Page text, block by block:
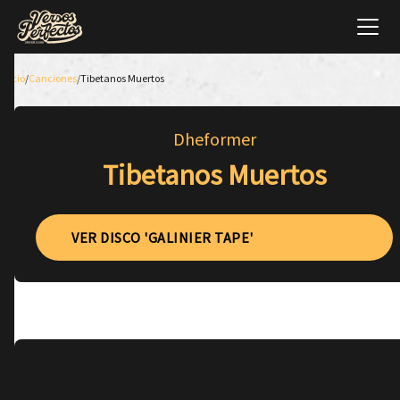
Inicio/Canciones/Tibetanos Muertos
Dheformer
Tibetanos Muertos
VER DISCO 'GALINIER TAPE'